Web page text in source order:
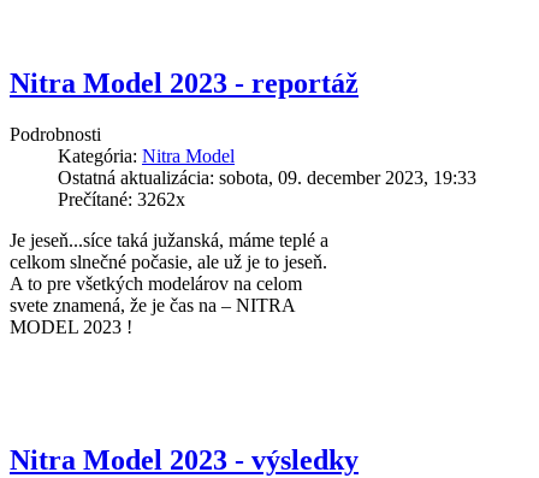
Nitra Model 2023 - reportáž
Podrobnosti
Kategória: Nitra Model
Ostatná aktualizácia: sobota, 09. december 2023, 19:33
Prečítané: 3262x
Je jeseň...síce taká južanská, máme teplé a
celkom slnečné počasie, ale už je to jeseň.
A to pre všetkých modelárov na celom
svete znamená, že je čas na – NITRA
MODEL 2023 !
Nitra Model 2023 - výsledky